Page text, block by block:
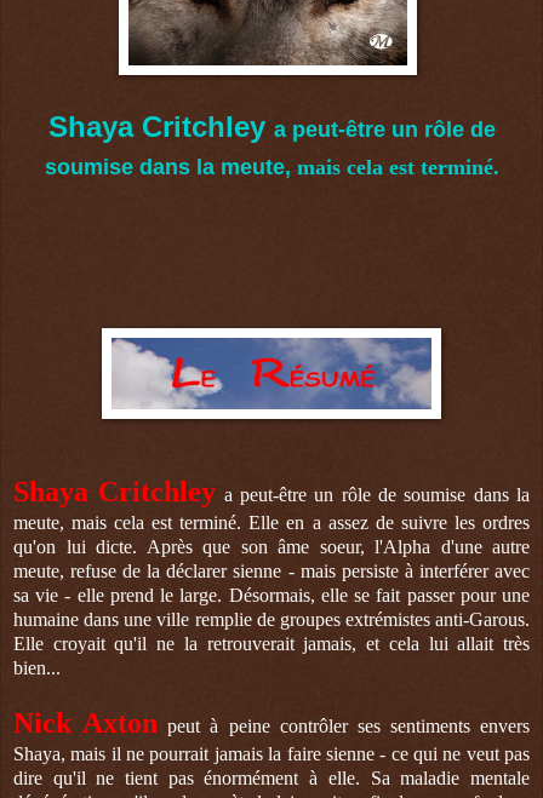
Shaya Critchley a peut-être un rôle de
soumise dans la meute, mais cela est terminé.
Shaya Critchley a peut-être un rôle de soumise dans la
meute, mais cela est terminé. Elle en a assez de suivre les ordres
qu'on lui dicte. Après que son âme soeur, l'Alpha d'une autre
meute, refuse de la déclarer sienne - mais persiste à interférer avec
sa vie - elle prend le large. Désormais, elle se fait passer pour une
humaine dans une ville remplie de groupes extrémistes anti-Garous.
Elle croyait qu'il ne la retrouverait jamais, et cela lui allait très
bien...
Nick Axton peut à peine contrôler ses sentiments envers
Shaya, mais il ne pourrait jamais la faire sienne - ce qui ne veut pas
dire qu'il ne tient pas énormément à elle. Sa maladie mentale